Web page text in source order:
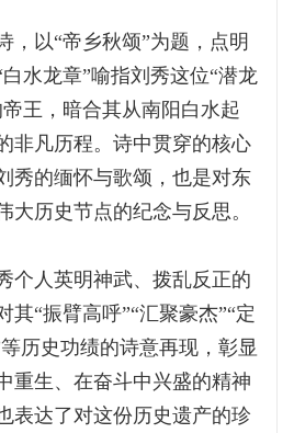
，以“帝乡秋颂”为题，点明
水龙章”喻指刘秀这位“潜龙
王，暗合其从南阳白水起
非凡历程。诗中贯穿的核心
秀的缅怀与歌颂，也是对东
大历史节点的纪念与反思。
个人英明神武、拨乱反正的
其“振臂高呼”“汇聚豪杰”“定
历史功绩的诗意再现，彰显
重生、在奋斗中兴盛的精神
表达了对这份历史遗产的珍